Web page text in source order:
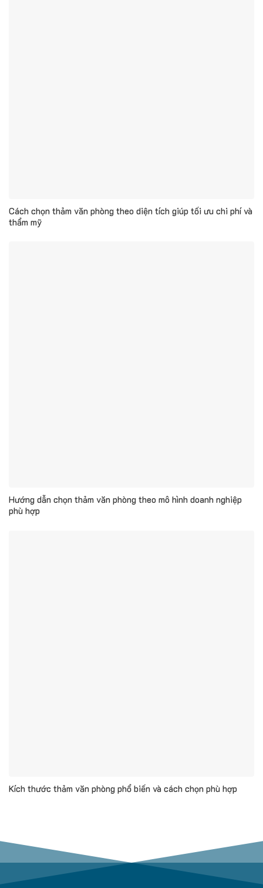
Cách chọn thảm văn phòng theo diện tích giúp tối ưu chi phí và
thẩm mỹ
Hướng dẫn chọn thảm văn phòng theo mô hình doanh nghiệp
phù hợp
Kích thước thảm văn phòng phổ biến và cách chọn phù hợp